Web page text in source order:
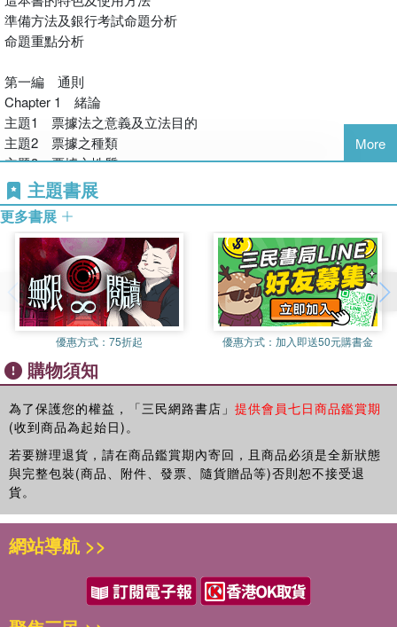
特色2：試題演練，學習成效立竿見影！
在每一章的最後都編有試題演練以及解析，讓你研讀之後練習考
題，以增進實力，並可以提升對於法條的運用能力，在考場上也能
增加答題的速度。
特色3：關鍵字句突顯設計，加強記憶！
票據法共146條，我們用粗體在法條上標出「關鍵字句」，並標出
重點常考的條文，以及條文主要的重點，加強閱讀感，提升記憶。
書中並有法規QR code可即時查詢，讓你可以更有效的運用時間。
特色4：最新試題及解析，掌握命題趨勢！
本書收錄107～111年各家銀行招考&金融基測試題，由名師精心逐
題詳解，時效最新、解析最精、收錄最全，利於掌握考試最新脈動
與命題方向，類似的題目再出個一百次，也不害怕！掌握命題趨
勢，相信你一定能在考場上旗開得勝，成為金融界明日之星！
★《票據法有聲小法典》
◎輕鬆攜帶翻閱，學習不受限
◎有聲學習幫助記憶，法條背誦So Easy
票據法要得到高分，關鍵在於法條的熟悉度！然而你是否覺得念書
的時間不太夠？千華看到你的需求，只要戴上耳機或打開喇叭，讓
你無論在通勤、做家事或上健身房運動的時候，隨時幫助你輕鬆背
有疑問想要諮詢嗎？歡迎在「LINE首頁」搜尋「千華」官方帳號，
得到滿意的服務。我們提供專人諮詢互動，更能時時掌握考訊及優
準備方法及銀行考試命題分析
命題重點分析
第一編 通則
Chapter 1 緒論
主題1 票據法之意義及立法目的
主題2 票據之種類
主題3 票據之性質
主題4 票據之功能及效用
試題演練
Chapter 2 法律關係與票據行為
主題1 法律關係
主題2 票據行為
試題演練
Chapter 3 代理
主題1 有權代理
主題2 隱名代理
主題3 無權代理及越權代理
主題4 空白授權票據
試題演練
Chapter 4 票據權利、瑕疵及抗辯
主題3 票據之抗辯
Chapter 5 票據之喪失及救濟
More
主題書展
更多書展
優惠方式： 75折起 優惠方式： 加入即送50元購書金
購物須知
為了保護您的權益，「三民網路書店」 提供會員七日商品鑑賞期
(收到商品為起始日)。
若要辦理退貨，請在商品鑑賞期內寄回，且商品必須是全新狀態
與完整包裝(商品、附件、發票、隨貨贈品等)否則恕不接受退
貨。
網站導航 >>